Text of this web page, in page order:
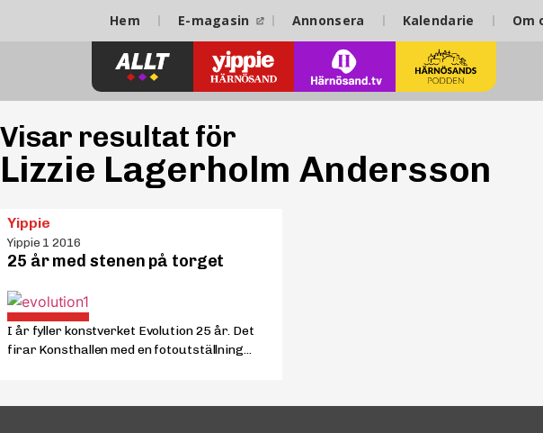
Hem E-magasin Annonsera Kalendarie Om
Visar resultat för
Lizzie Lagerholm Andersson
Yippie
Yippie 1 2016
25 år med stenen på torget
I år fyller konstverket Evolution 25 år. Det
firar Konsthallen med en fotoutställning...